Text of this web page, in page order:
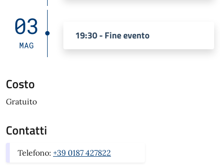
03
MAG
19:30 - Fine evento
Costo
Gratuito
Contatti
Telefono: +39 0187 427822